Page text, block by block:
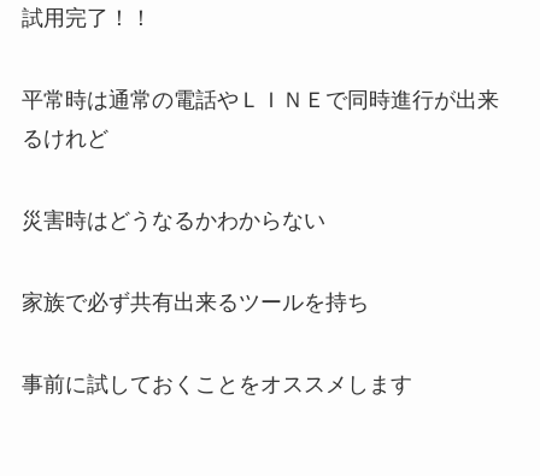
試用完了！！
平常時は通常の電話やＬＩＮＥで同時進行が出来
るけれど
災害時はどうなるかわからない
家族で必ず共有出来るツールを持ち
事前に試しておくことをオススメします